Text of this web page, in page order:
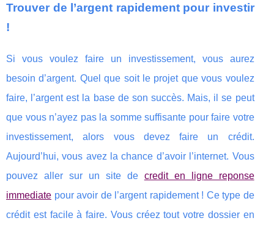
Trouver de l’argent rapidement pour investir
!
Si vous voulez faire un investissement, vous aurez
besoin d’argent. Quel que soit le projet que vous voulez
faire, l’argent est la base de son succès. Mais, il se peut
que vous n’ayez pas la somme suffisante pour faire votre
investissement, alors vous devez faire un crédit.
Aujourd’hui, vous avez la chance d’avoir l’internet. Vous
pouvez aller sur un site de credit en ligne reponse
immediate pour avoir de l’argent rapidement ! Ce type de
crédit est facile à faire. Vous créez tout votre dossier en